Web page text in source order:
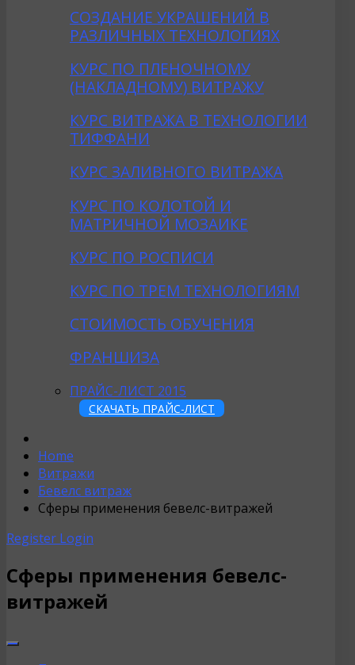
CОЗДАНИE УКРАШЕНИЙ В
РАЗЛИЧНЫХ ТЕХНОЛОГИЯХ
КУРС ПО ПЛЕНОЧНОМУ
(НАКЛАДНОМУ) ВИТРАЖУ
КУРС ВИТРАЖА В ТЕХНОЛОГИИ
ТИФФАНИ
КУРС ЗАЛИВНОГО ВИТРАЖА
КУРС ПО КОЛОТОЙ И
МАТРИЧНОЙ МОЗАИКЕ
КУРС ПО РОСПИСИ
КУРС ПО ТРЕМ ТЕХНОЛОГИЯМ
СТОИМОСТЬ ОБУЧЕНИЯ
ФРАНШИЗА
ПРАЙС-ЛИСТ 2015
СКАЧАТЬ ПРАЙС-ЛИСТ
Home
Витражи
Бевелс витраж
Сферы применения бевелс-витражей
Register Login
Сферы применения бевелс-
витражей